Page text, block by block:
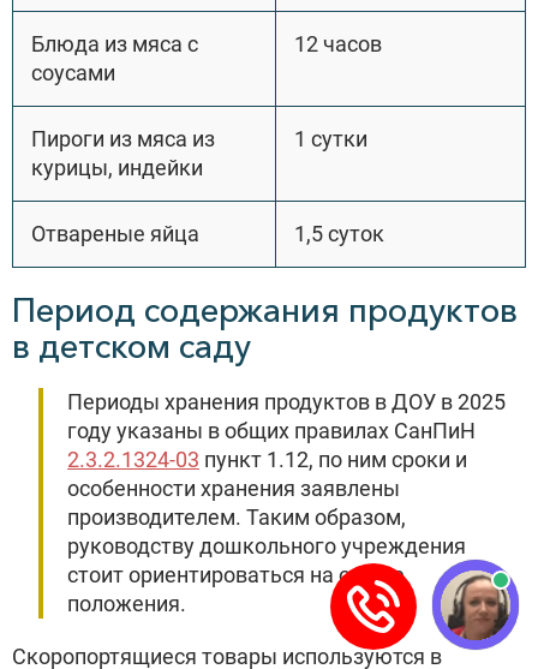
Блюда из мяса с
соусами
12 часов
Пироги из мяса из
курицы, индейки
1 сутки
Отвареные яйца 1,5 суток
Период содержания продуктов
в детском саду
Периоды хранения продуктов в ДОУ в 2025
году указаны в общих правилах СанПиН
2.3.2.1324-03 пункт 1.12, по ним сроки и
особенности хранения заявлены
производителем. Таким образом,
руководству дошкольного учреждения
стоит ориентироваться на общие
положения.
Скоропортящиеся товары используются в